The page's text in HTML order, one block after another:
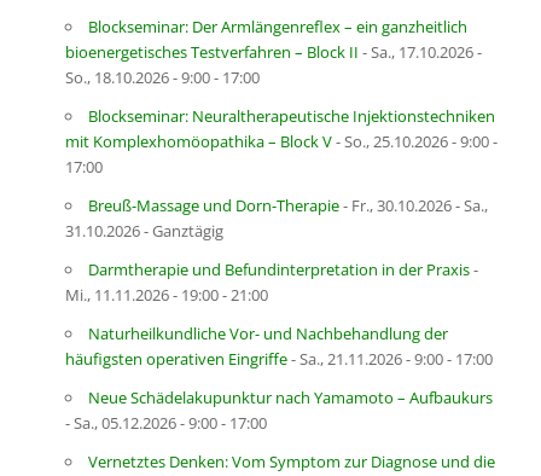
Blockseminar: Der Armlängenreflex – ein ganzheitlich
bioenergetisches Testverfahren – Block II - Sa., 17.10.2026 -
So., 18.10.2026 - 9:00 - 17:00
Blockseminar: Neuraltherapeutische Injektionstechniken
mit Komplexhomöopathika – Block V- So., 25.10.2026 - 9:00 -
17:00
Breuß-Massage und Dorn-Therapie- Fr., 30.10.2026 - Sa.,
31.10.2026 - Ganztägig
Darmtherapie und Befundinterpretation in der Praxis-
Mi., 11.11.2026 - 19:00 - 21:00
Naturheilkundliche Vor- und Nachbehandlung der
häufigsten operativen Eingriffe- Sa., 21.11.2026 - 9:00 - 17:00
Neue Schädelakupunktur nach Yamamoto – Aufbaukurs
- Sa., 05.12.2026 - 9:00 - 17:00
Vernetztes Denken: Vom Symptom zur Diagnose und die